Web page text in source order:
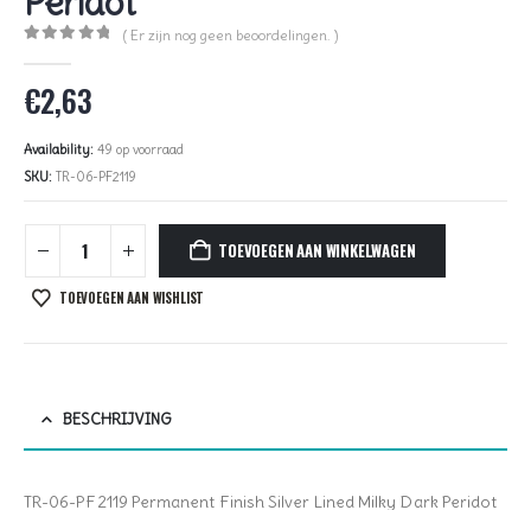
( Er zijn nog geen beoordelingen. )
€2,63
Availability: 49 op voorraad
SKU: TR-06-PF2119
TOEVOEGEN AAN WINKELWAGEN
TOEVOEGEN AAN WISHLIST
BESCHRIJVING
TR-06-PF2119 Permanent Finish Silver Lined Milky Dark Peridot